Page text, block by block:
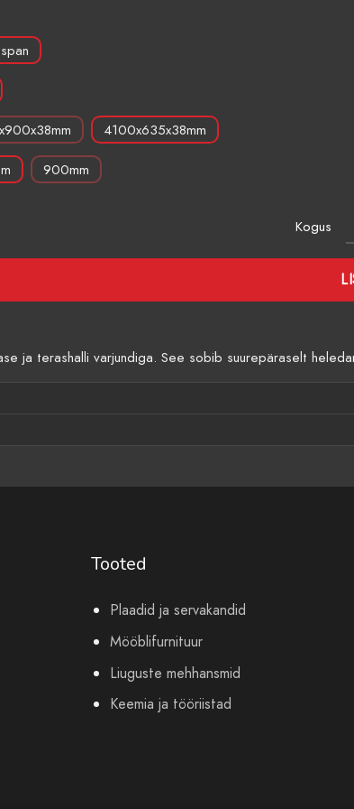
4100x635x38mm
900mm
Kogus
ja terashalli varjundiga. See sobib suurepäraselt
Tooted
Plaadid ja servakandid
Mööblifurnituur
Liuguste mehhansmid
Keemia ja tööriistad